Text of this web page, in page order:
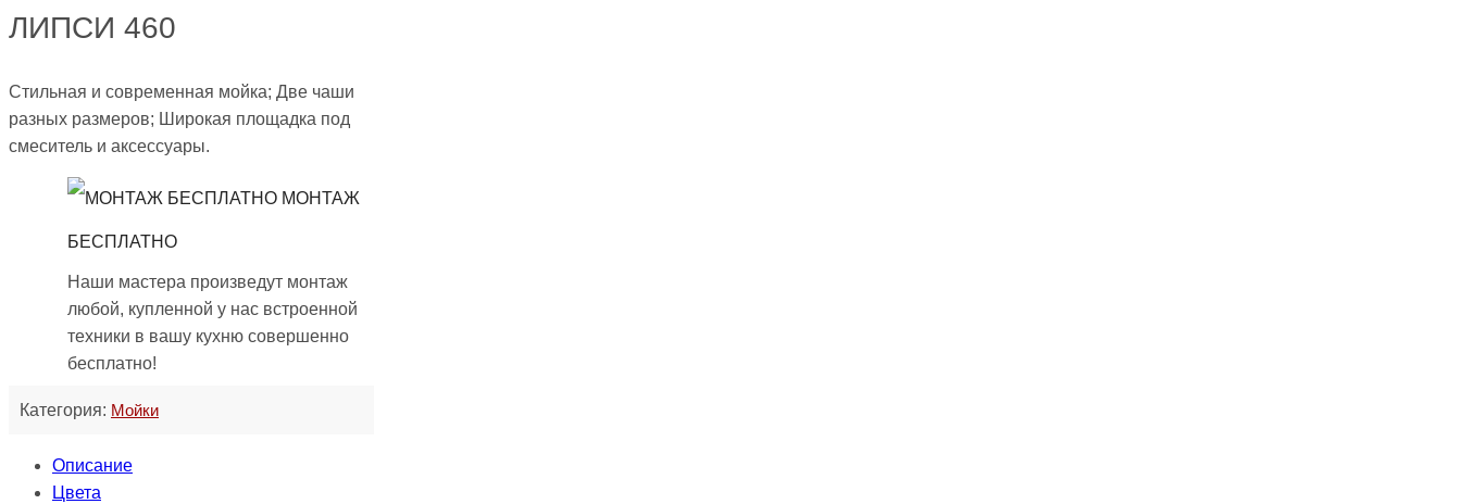
ЛИПСИ 460
Стильная и современная мойка; Две чаши
разных размеров; Широкая площадка под
смеситель и аксессуары.
МОНТАЖ
БЕСПЛАТНО
Наши мастера произведут монтаж
любой, купленной у нас встроенной
техники в вашу кухню совершенно
бесплатно!
Категория: Мойки
Описание
Цвета